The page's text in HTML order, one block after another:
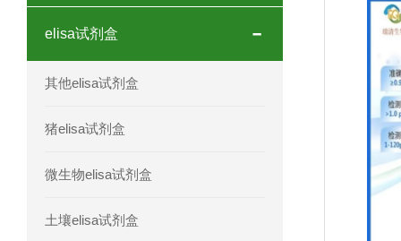
人抗卵巢抗体(Anti-OV Ab)elisa试剂盒
人蓝氏贾第虫(GL)elisa试剂盒厂家直销
人疱疹病毒-6型感染(HHV-6)elisa试剂
人囊尾蚴病抗体(CC Ab)elisa试剂盒免
elisa试剂盒
其他elisa试剂盒
猪elisa试剂盒
微生物elisa试剂盒
土壤elisa试剂盒